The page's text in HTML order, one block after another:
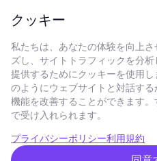
Tortola, British Virgin Islands, BVI会社
BMINE BVI LIMITED, Trinity
GoMining (British Virgin Islands)
BMINE BVI LIMITEDは、すべての関
ており、マネーロンダリング、テロ
力で取り組んでいます。当社は最高
ング防止やテロ資金供与防止の義務
守することで、業務およびサービス
GoMining (Cyprus) Limited, a
having its registered address at 28
TOWER, 3rd floor, Flat/Office 305,
当ウェブサイトに掲載されている内
クッキー
私たちは、あなたの体験を向上
ズし、サイトトラフィックを分
提供するためにクッキーを使用
のようにウェブサイトと対話す
機能を改善することができます
で受け入れられます。
プライバシーポリシー利用規約